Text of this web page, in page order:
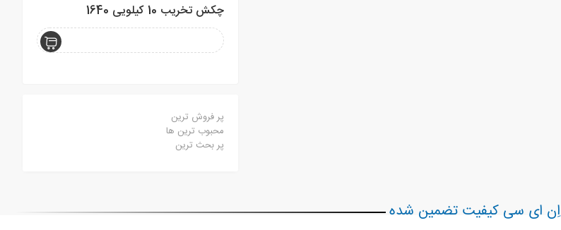
چکش تخریب 10 کیلویی 1640
پر فروش ترین
محبوب ترین ها
پر بحث ترین
اِن ای سی کیفیت تضمین شده